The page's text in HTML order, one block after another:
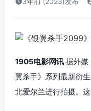
1905电影网讯 据外媒
翼杀手》系列最新衍
北爱尔兰进行拍摄。